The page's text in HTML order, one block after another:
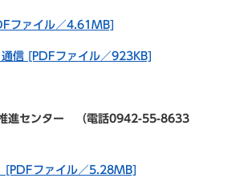
ファイル／4.61MB]
信 [PDFファイル／923KB]
進センター （電話0942-55-8633
[PDFファイル／5.28MB]